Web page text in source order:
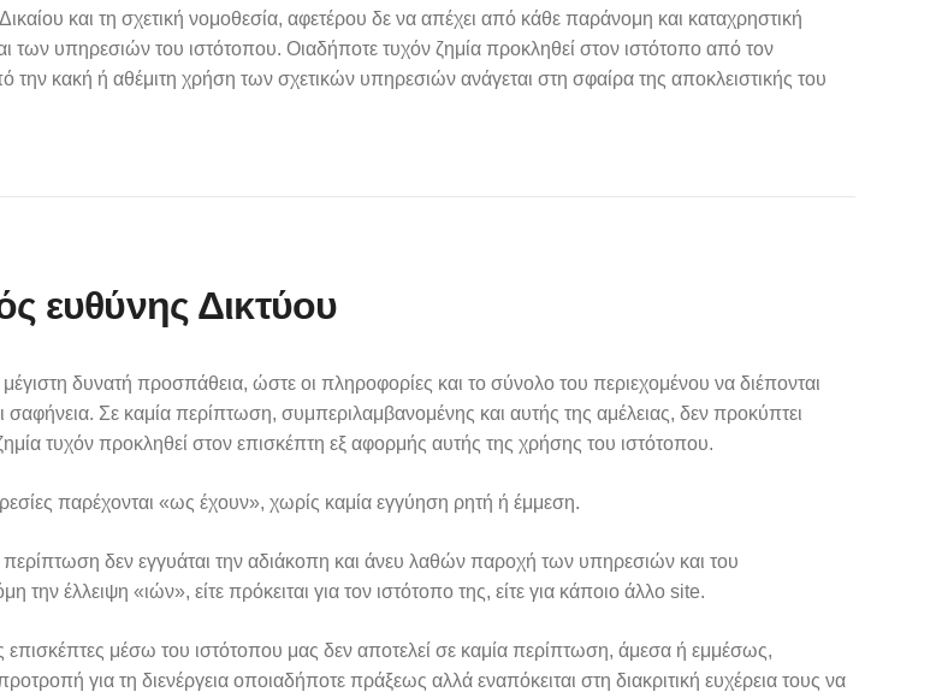
και τη σχετική νομοθεσία, αφετέρου δε να απέχει από κάθε παράνομη και καταχρηστική
των υπηρεσιών του ιστότοπου. Οιαδήποτε τυχόν ζημία προκληθεί στον ιστότοπο από τον
κακή ή αθέμιτη χρήση των σχετικών υπηρεσιών ανάγεται στη σφαίρα της αποκλειστικής του
ευθύνης Δικτύου
δυνατή προσπάθεια, ώστε οι πληροφορίες και το σύνολο του περιεχομένου να διέπονται
σαφήνεια. Σε καμία περίπτωση, συμπεριλαμβανομένης και αυτής της αμέλειας, δεν προκύπτει
τυχόν προκληθεί στον επισκέπτη εξ αφορμής αυτής της χρήσης του ιστότοπου.
παρέχονται «ως έχουν», χωρίς καμία εγγύηση ρητή ή έμμεση.
περίπτωση δεν εγγυάται την αδιάκοπη και άνευ λαθών παροχή των υπηρεσιών και του
την έλλειψη «ιών», είτε πρόκειται για τον ιστότοπο της, είτε για κάποιο άλλο site.
επισκέπτες μέσω του ιστότοπου μας δεν αποτελεί σε καμία περίπτωση, άμεσα ή εμμέσως,
για τη διενέργεια οποιαδήποτε πράξεως αλλά εναπόκειται στη διακριτική ευχέρεια τους να